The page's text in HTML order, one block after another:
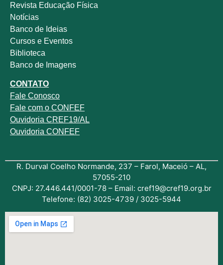
Revista Educação Física
Notícias
Banco de Ideias
Cursos e Eventos
Biblioteca
Banco de Imagens
CONTATO
Fale Conosco
Fale com o CONFEF
Ouvidoria CREF19/AL
Ouvidoria CONFEF
R. Durval Coelho Normande, 237 – Farol, Maceió – AL,
57055-210
CNPJ: 27.446.441/0001-78 – Email: cref19@cref19.org.br
Telefone: (82) 3025-4739 / 3025-5944